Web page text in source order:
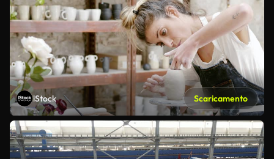
iStock Scaricamento